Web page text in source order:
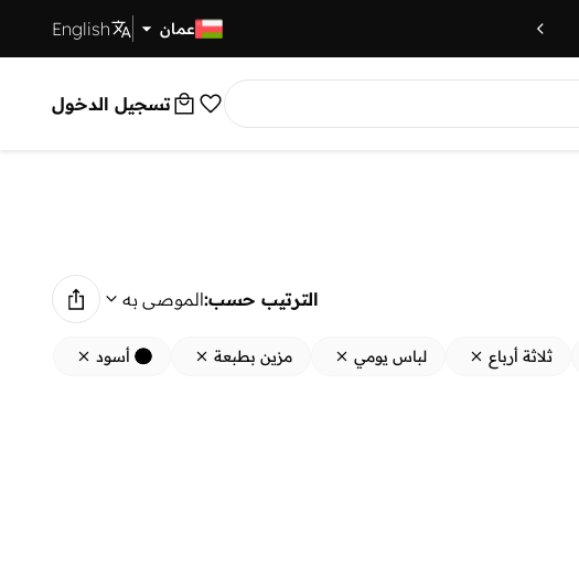
عمان English
تسجيل الدخول
الترتيب حسب:الموصى به
ثلاثة أرباع لباس يومي مزين بطبعة
أسود